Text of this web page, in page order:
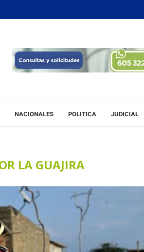
NACIONALES POLITICA JUDICIAL
LA GUAJIRA